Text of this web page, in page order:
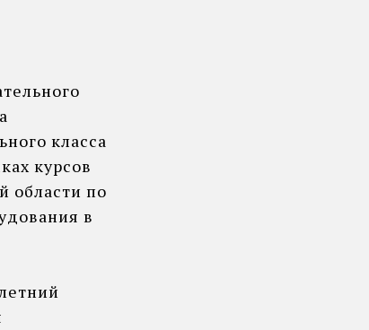
класса
курсов
области по
в